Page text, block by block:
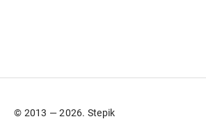
© 2013 — 2026. Stepik